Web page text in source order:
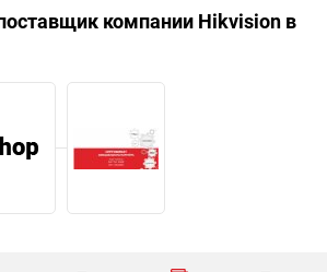
компании Hikvision в